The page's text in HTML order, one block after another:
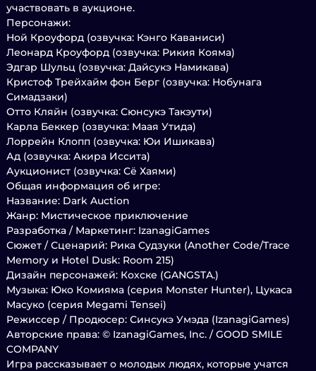
участвовать в аукционе.
Персонажи:
Ной Кроуфорд (озвучка: Кэнго Каваниси)
Леонард Кроуфорд (озвучка: Рикия Кояма)
Эдгар Шульц (озвучка: Дайсукэ Намикава)
Кристоф Трейхайм фон Берг (озвучка: Нобунага
Симадзаки)
Отто Кляйн (озвучка: Сюнсукэ Такэути)
Карла Беккер (озвучка: Маая Утида)
Лоррейн Клопп (озвучка: Юи Ишикава)
Ад (озвучка: Акира Иссита)
Аукционист (озвучка: Сё Хаями)
Общая информация об игре:
Название: Dark Auction
Жанр: Мистическое приключение
Разработка / Маркетинг: IzanagiGames
Сюжет / Сценарий: Рика Судзуки (Another Code/Trace
Memory и Hotel Dusk: Room 215)
Дизайн персонажей: Кохске (GANGSTA.)
Музыка: Юко Комияма (серия Monster Hunter), Цукаса
Масуко (серия Megami Tensei)
Режиссер / Продюсер: Синсукэ Умэда (IzanagiGames)
Авторские права: © IzanagiGames, Inc. / GOOD SMILE
COMPANY
Игра рассказывает о молодых людях, которые учатся